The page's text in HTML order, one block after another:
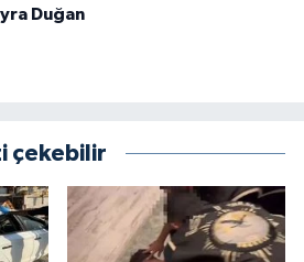
Duğan
çekebilir